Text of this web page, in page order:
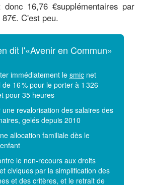
donc 16,76 €supplémentaires par
C'est peu.
dit l'«Avenir en Commun»
immédiatement le smicnet
de 16 % pour le porter à 1 326
pour 35 heures
une revalorisation des salaires des
gelés depuis 2010
allocation familiale dès le
le non-recours aux droits
civiques par la simplification des
et des critères, et le retrait de